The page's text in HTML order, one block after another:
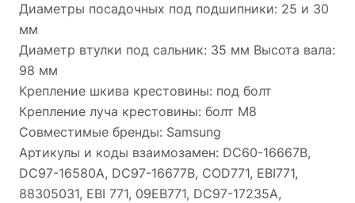
Диаметры посадочных под подшипники: 25 и 30
мм
Диаметр втулки под сальник: 35 мм Высота вала:
98 мм
Крепление шкива крестовины: под болт
Крепление луча крестовины: болт М8
Совместимые бренды: Samsung
Артикулы и коды взаимозамен: DC60-16667B,
DC97-16580A, DC97-16677B, COD771, EBI771,
88305031, EBI 771, 09EB771, DC97-17235A,